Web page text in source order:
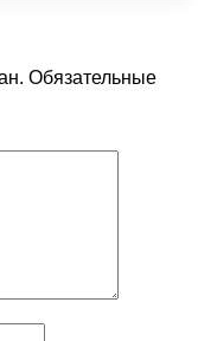
Обязательные